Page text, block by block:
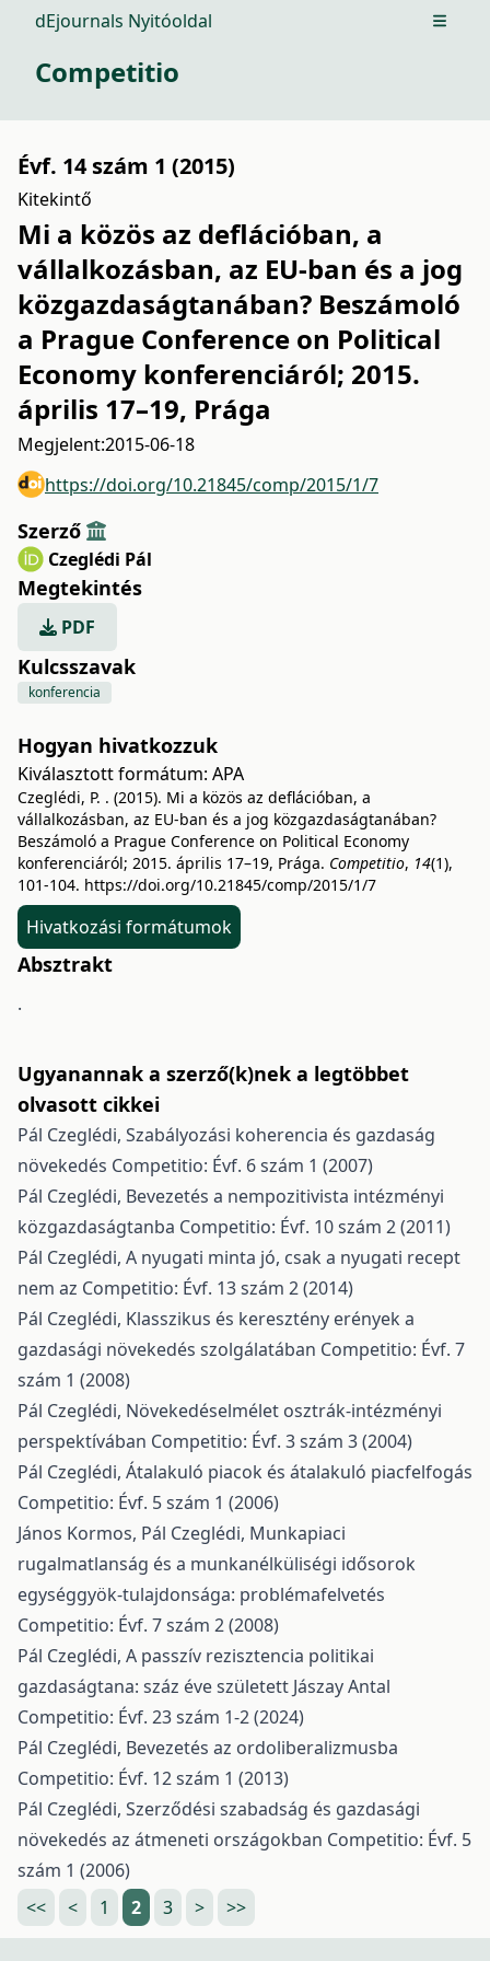
dEjournals Nyitóoldal Open
Competitio
Évf. 14 szám 1 (2015)
Kitekintő
Mi a közös az deflációban, a
vállalkozásban, az EU-ban és a jog
közgazdaságtanában? Beszámoló
a Prague Conference on Political
Economy konferenciáról; 2015.
április 17–19, Prága
Megjelent:2015-06-18
https://doi.org/10.21845/comp/2015/1/7
Szerző
Czeglédi Pál
Megtekintés
PDF
Kulcsszavak
konferencia
Hogyan hivatkozzuk
Kiválasztott formátum: APA
Czeglédi, P. . (2015). Mi a közös az deflációban, a
vállalkozásban, az EU-ban és a jog közgazdaságtanában?
Beszámoló a Prague Conference on Political Economy
konferenciáról; 2015. április 17–19, Prága. Competitio, 14(1),
101-104. https://doi.org/10.21845/comp/2015/1/7
Hivatkozási formátumok
Absztrakt
.
Ugyanannak a szerző(k)nek a legtöbbet
olvasott cikkei
Pál Czeglédi, Szabályozási koherencia és gazdaság
növekedés Competitio: Évf. 6 szám 1 (2007)
Pál Czeglédi, Bevezetés a nempozitivista intézményi
közgazdaságtanba Competitio: Évf. 10 szám 2 (2011)
Pál Czeglédi, A nyugati minta jó, csak a nyugati recept
nem az Competitio: Évf. 13 szám 2 (2014)
Pál Czeglédi, Klasszikus és keresztény erények a
gazdasági növekedés szolgálatában Competitio: Évf. 7
szám 1 (2008)
Pál Czeglédi, Növekedéselmélet osztrák-intézményi
perspektívában Competitio: Évf. 3 szám 3 (2004)
Pál Czeglédi, Átalakuló piacok és átalakuló piacfelfogás
Competitio: Évf. 5 szám 1 (2006)
János Kormos, Pál Czeglédi, Munkapiaci
rugalmatlanság és a munkanélküliségi idősorok
egységgyök-tulajdonsága: problémafelvetés
Competitio: Évf. 7 szám 2 (2008)
Pál Czeglédi, A passzív rezisztencia politikai
gazdaságtana: száz éve született Jászay Antal
Competitio: Évf. 23 szám 1-2 (2024)
Pál Czeglédi, Bevezetés az ordoliberalizmusba
Competitio: Évf. 12 szám 1 (2013)
Pál Czeglédi, Szerződési szabadság és gazdasági
növekedés az átmeneti országokban Competitio: Évf. 5
szám 1 (2006)
<<
< 1 2 3 > >>